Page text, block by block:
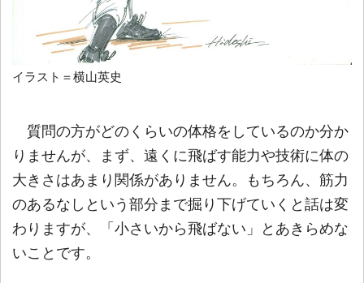
イラスト＝横山英史
質問の方がどのくらいの体格をしているのか分か
りませんが、まず、遠くに飛ばす能力や技術に体の
大きさはあまり関係がありません。もちろん、筋力
のあるなしという部分まで掘り下げていくと話は変
わりますが、「小さいから飛ばない」とあきらめな
いことです。